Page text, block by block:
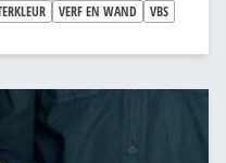
VERF EN WAND
VBS